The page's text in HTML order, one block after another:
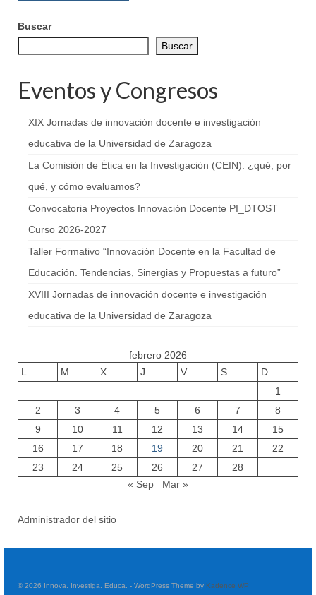
Buscar
Buscar
Eventos y Congresos
XIX Jornadas de innovación docente e investigación
educativa de la Universidad de Zaragoza
La Comisión de Ética en la Investigación (CEIN): ¿qué, por
qué, y cómo evaluamos?
Convocatoria Proyectos Innovación Docente PI_DTOST
Curso 2026-2027
Taller Formativo “Innovación Docente en la Facultad de
Educación. Tendencias, Sinergias y Propuestas a futuro”
XVIII Jornadas de innovación docente e investigación
educativa de la Universidad de Zaragoza
febrero 2026
L
M X J V S
D
1
2
3 4 5 6 7
8
9
10 11 12 13 14
15
16
17 18 19 20 21
22
23
24 25 26 27
28
« Sep
Mar »
Administrador del sitio
© 2026 Innova. Investiga. Educa. - WordPress Theme by Kadence WP